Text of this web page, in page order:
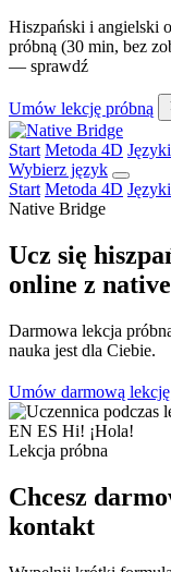
Hiszpański i angielski
próbną (30 min, bez
— sprawdź
Umów lekcję próbną
Start Metoda 4D Języki
Wybierz język
Start Metoda 4D Języki
Native Bridge
Ucz się
online z
Darmowa lekcja
nauka jest dla Ciebie.
Umów darmową
EN ES Hi! ¡Hola!
Lekcja próbna
Chcesz
kontakt